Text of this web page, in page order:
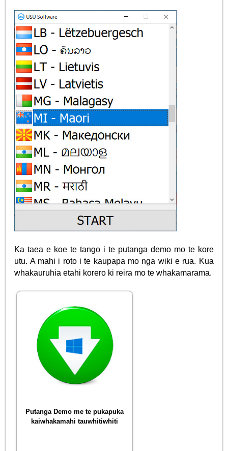
Ka taea e koe te tango i te putanga demo mo te kore
utu. A mahi i roto i te kaupapa mo nga wiki e rua. Kua
whakauruhia etahi korero ki reira mo te whakamarama.
Putanga Demo me te pukapuka
kaiwhakamahi tauwhitiwhiti